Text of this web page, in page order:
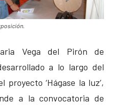
Vega del Pirón de
a lo largo del
‘Hágase la luz’,
a la convocatoria de